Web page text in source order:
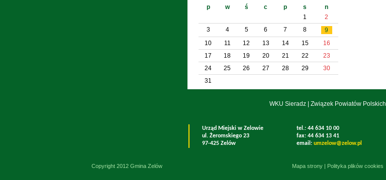
p w ś c p s
n
1
2
3
4 5 6 7 8
9
10
11 12 13 14 15
16
17
18 19 20 21 22
23
24
25 26 27 28 29
30
31
WKU Sieradz| Związek Powiatów Polskich
Urząd Miejski w Zelowie
ul. Żeromskiego 23
97-425 Zelów
tel.: 44 634 10 00
fax: 44 634 13 41
email: umzelow@zelow.pl
Copyright 2012 Gmina Zelów Mapa strony Polityka plików cookies